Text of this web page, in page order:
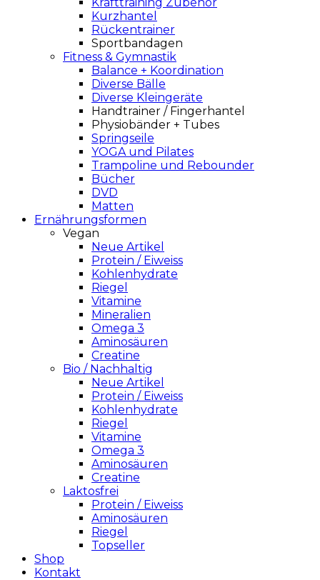
Kurzhantel
Rückentrainer
Sportbandagen
Fitness & Gymnastik
Balance + Koordination
Diverse Bälle
Diverse Kleingeräte
Handtrainer / Fingerhantel
Physiobänder + Tubes
Springseile
YOGA und Pilates
Trampoline und Rebounder
Bücher
DVD
Matten
Ernährungsformen
Vegan
Neue Artikel
Protein / Eiweiss
Kohlenhydrate
Riegel
Vitamine
Mineralien
Omega 3
Aminosäuren
Creatine
Bio / Nachhaltig
Neue Artikel
Protein / Eiweiss
Kohlenhydrate
Riegel
Vitamine
Omega 3
Aminosäuren
Creatine
Laktosfrei
Protein / Eiweiss
Aminosäuren
Riegel
Topseller
Shop
Kontakt